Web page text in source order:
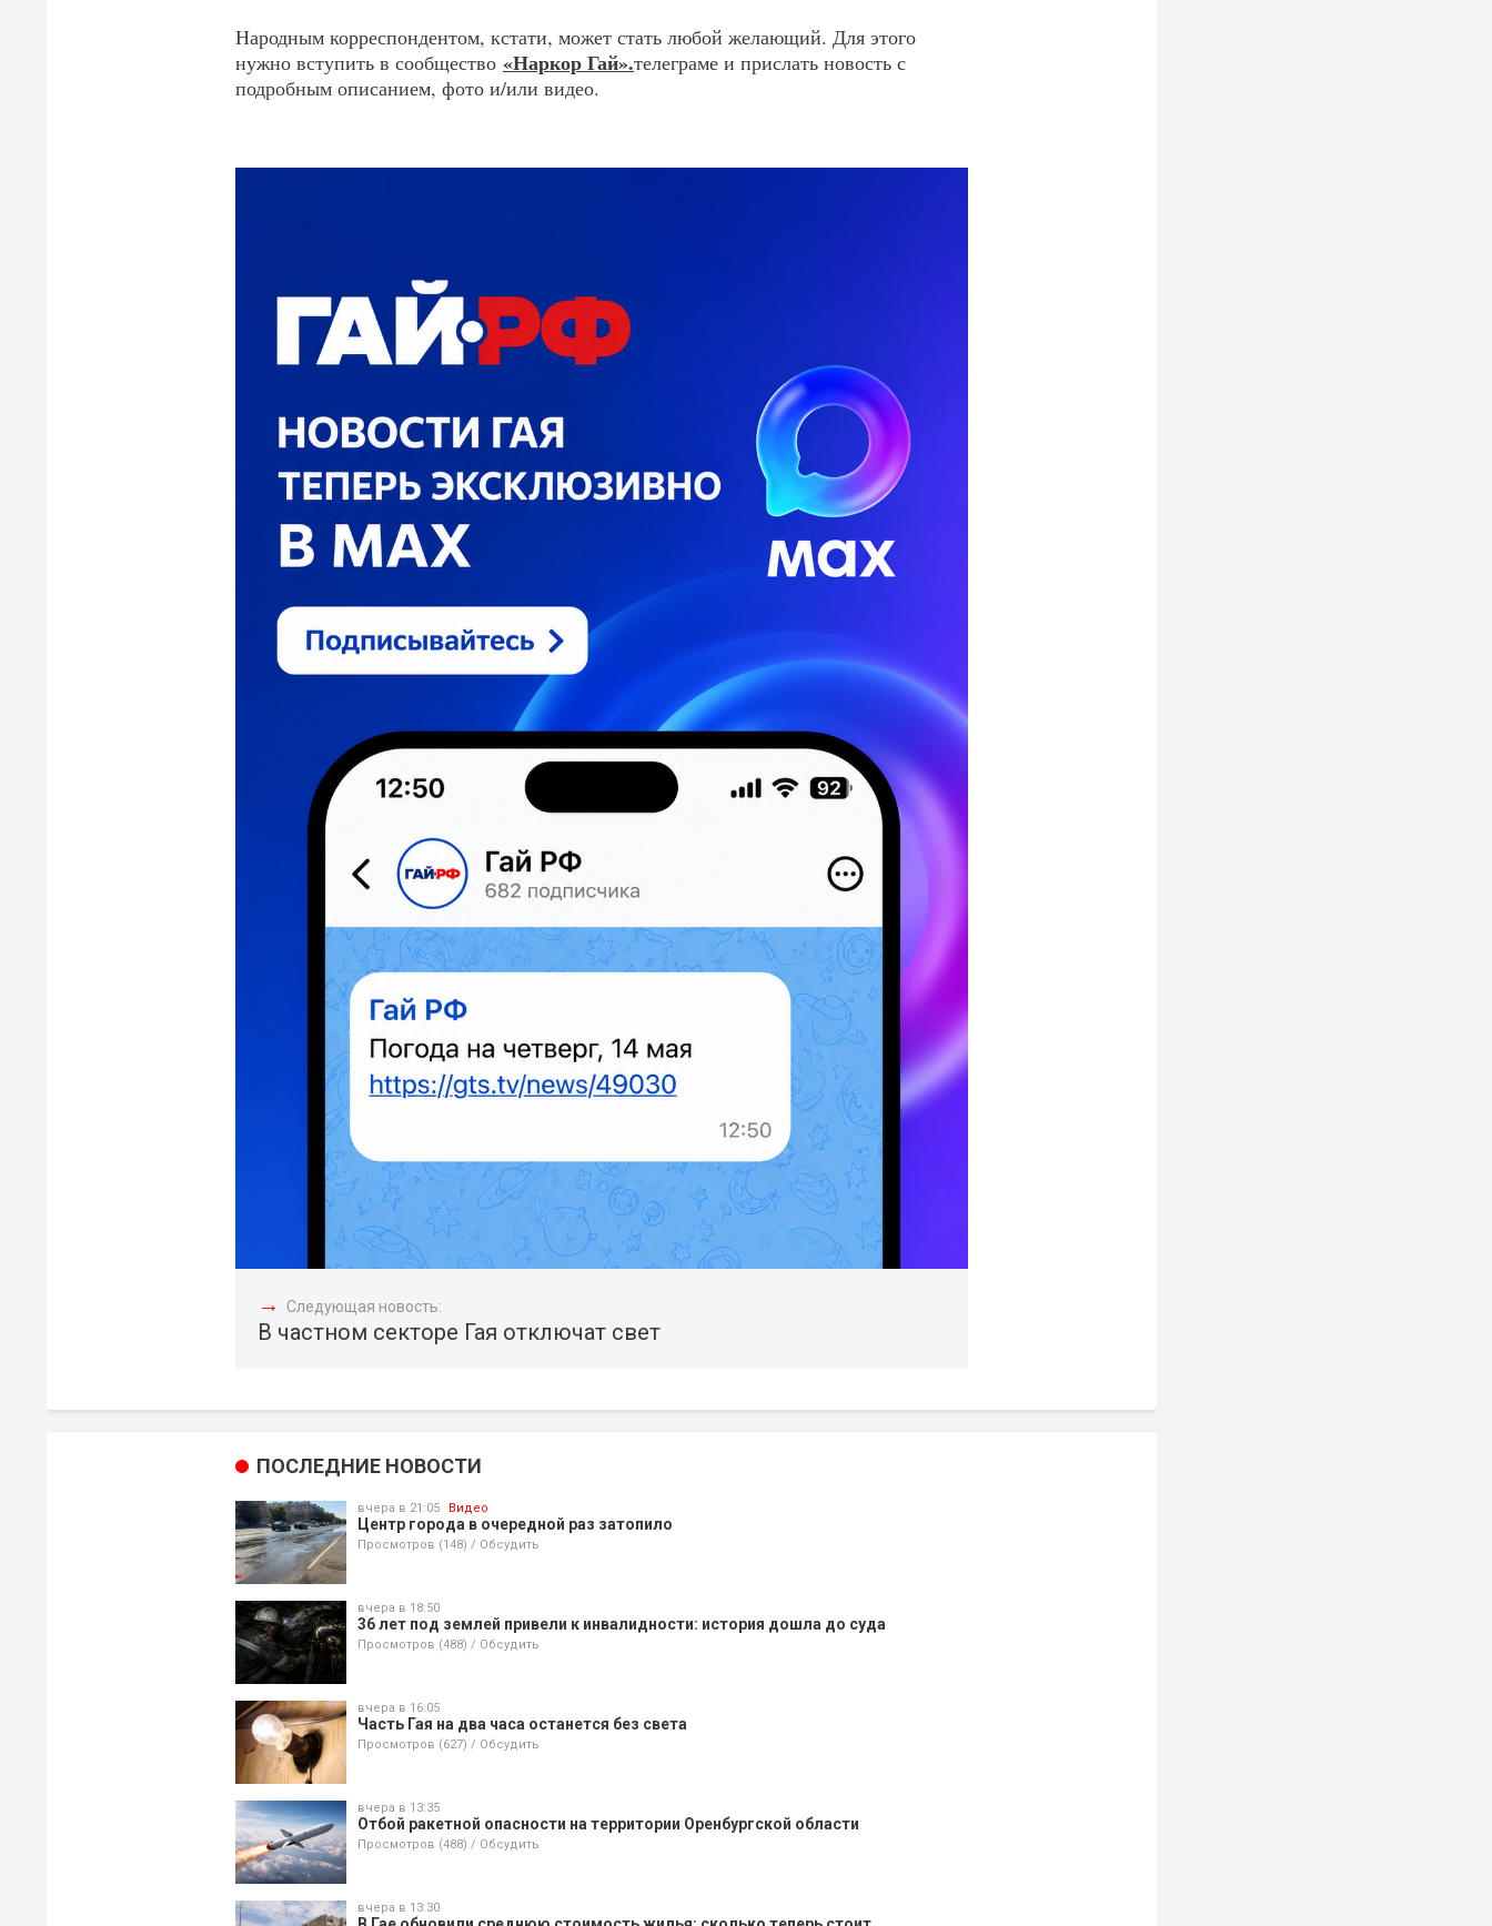
Народным корреспондентом, кстати, может стать любой желающий. Для этого
нужно вступить в сообщество «Наркор Гай».телеграме и прислать новость с
подробным описанием, фото и/или видео.
→ Следующая новость:
В частном секторе Гая отключат свет
ПОСЛЕДНИЕ НОВОСТИ
вчера в 21:05 Видео
Центр города в очередной раз затопило
Просмотров (148) / Обсудить
вчера в 18:50
36 лет под землей привели к инвалидности: история дошла до суда
Просмотров (488) / Обсудить
вчера в 16:05
Часть Гая на два часа останется без света
Просмотров (627) / Обсудить
вчера в 13:35
Отбой ракетной опасности на территории Оренбургской области
Просмотров (488) / Обсудить
вчера в 13:30